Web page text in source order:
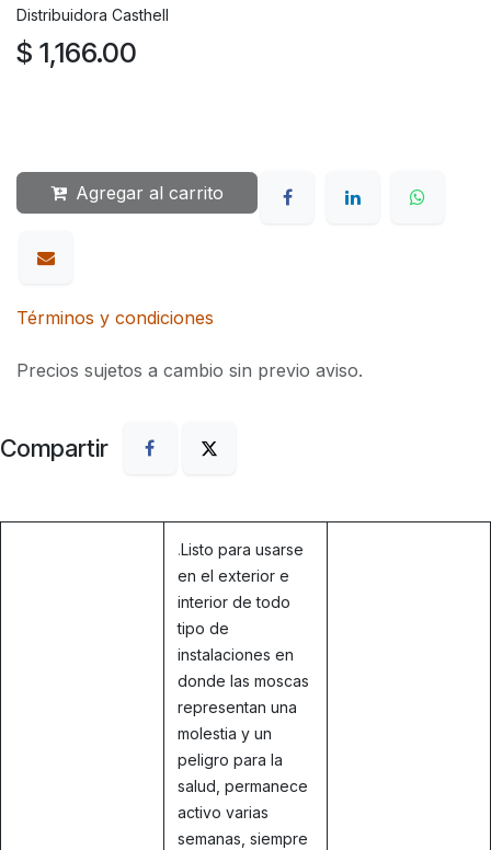
Distribuidora Casthell
$ 1,166.00
Agregar al carrito
Términos y condiciones
Precios sujetos a cambio sin previo aviso.
Compartir
.Listo para usarse
en el exterior e
interior de todo
tipo de
instalaciones en
donde las moscas
representan una
molestia y un
peligro para la
salud, permanece
activo varias
semanas, siempre